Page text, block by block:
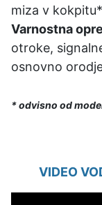
miza v
Varnostna
otroke,
osnovno
* odvisno od
VIDEO